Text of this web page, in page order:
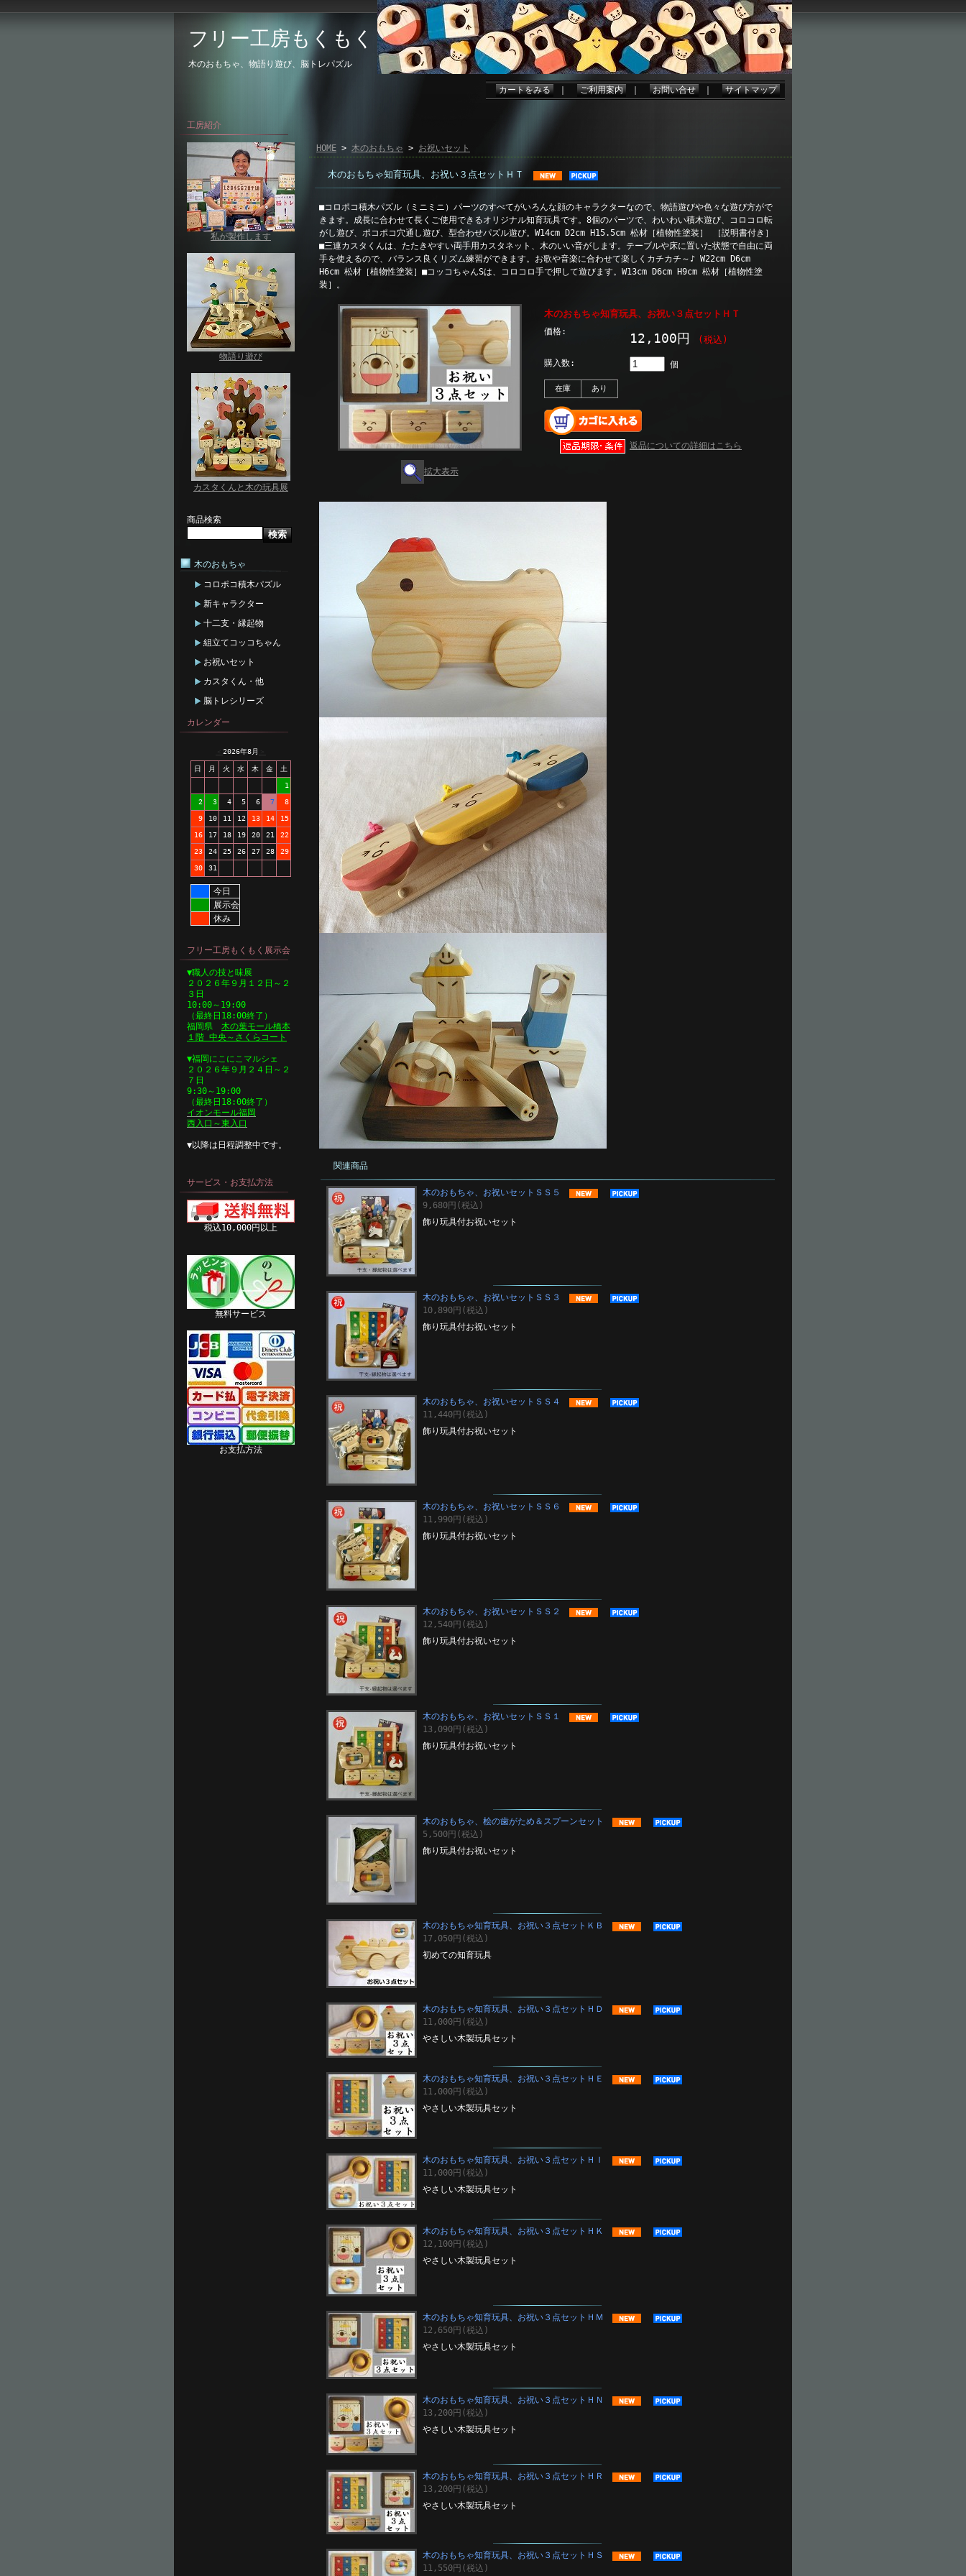
フリー工房もくもく
木のおもちゃ、物語り遊び、脳トレパズル
カートをみる ご利用案内 お問い合せ サイトマップ
工房紹介
私が製作します
物語り遊び
カスタくんと木の玩具展
商品検索
木のおもちゃ
コロポコ積木パズル
新キャラクター
十二支・縁起物
組立てコッコちゃん
お祝いセット
カスタくん・他
脳トレシリーズ
カレンダー
2026年8月
日 月 火 水 木 金 土
1
2 3 4 5 6 7 8
9 10 11 12 13 14 15
16 17 18 19 20 21 22
23 24 25 26 27 28 29
30 31
今日
展示会
休み
フリー工房もくもく展示会
▼職人の技と味展
２０２６年９ 月１２日 ～２
３日
10:00～19:00
（最終日18:00終了）
福岡県 木の葉モール橋本
１階 中央～さくらコート
▼福岡にこにこマルシェ
２０２６年９ 月２４日 ～２
７日
9:30～19:00
（最終日18:00終了）
イオンモール福岡
西入口～東入口
▼以降は日程調整中です。
サービス・お支払方法
税込10,000円以上
無料サービス
お支払方法
HOME > 木のおもちゃ > お祝いセット
木のおもちゃ知育玩具、お祝い３点セットＨＴ
■コロポコ積木パズル（ミニミニ）パーツのすべてがいろんな顔のキャラクターなので、物語遊びや色々な遊び方がで
きます。成長に合わせて長くご使用できるオリジナル知育玩具です。8個のパーツで、わいわい積木遊び、コロコロ転
がし遊び、ポコポコ穴通し遊び、型合わせパズル遊び。W14cm D2cm H15.5cm 松材［植物性塗装］ ［説明書付き］
■三連カスタくんは、たたきやすい両手用カスタネット、木のいい音がします。テーブルや床に置いた状態で自由に両
手を使えるので、バランス良くリズム練習ができます。お歌や音楽に合わせて楽しくカチカチ～♪ W22cm D6cm
H6cm 松材［植物性塗装］■コッコちゃんSは、コロコロ手で押して遊びます。W13cm D6cm H9cm 松材［植物性塗
装］。
拡大表示
木のおもちゃ知育玩具、お祝い３点セットＨＴ
価格: 12,100円 (税込)
購入数: 個
在庫 あり
返品についての詳細はこちら
関連商品
木のおもちゃ、お祝いセットＳＳ５
9,680円(税込)
飾り玩具付お祝いセット
木のおもちゃ、お祝いセットＳＳ３
10,890円(税込)
飾り玩具付お祝いセット
木のおもちゃ、お祝いセットＳＳ４
11,440円(税込)
飾り玩具付お祝いセット
木のおもちゃ、お祝いセットＳＳ６
11,990円(税込)
飾り玩具付お祝いセット
木のおもちゃ、お祝いセットＳＳ２
12,540円(税込)
飾り玩具付お祝いセット
木のおもちゃ、お祝いセットＳＳ１
13,090円(税込)
飾り玩具付お祝いセット
木のおもちゃ、桧の歯がため＆スプーンセット
5,500円(税込)
飾り玩具付お祝いセット
木のおもちゃ知育玩具、お祝い３点セットＫＢ
17,050円(税込)
初めての知育玩具
木のおもちゃ知育玩具、お祝い３点セットＨＤ
11,000円(税込)
やさしい木製玩具セット
木のおもちゃ知育玩具、お祝い３点セットＨＥ
11,000円(税込)
やさしい木製玩具セット
木のおもちゃ知育玩具、お祝い３点セットＨＩ
11,000円(税込)
やさしい木製玩具セット
木のおもちゃ知育玩具、お祝い３点セットＨＫ
12,100円(税込)
やさしい木製玩具セット
木のおもちゃ知育玩具、お祝い３点セットＨＭ
12,650円(税込)
やさしい木製玩具セット
木のおもちゃ知育玩具、お祝い３点セットＨＮ
13,200円(税込)
やさしい木製玩具セット
木のおもちゃ知育玩具、お祝い３点セットＨＲ
13,200円(税込)
やさしい木製玩具セット
木のおもちゃ知育玩具、お祝い３点セットＨＳ
11,550円(税込)